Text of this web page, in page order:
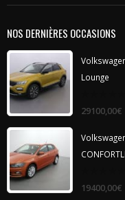
NOS DERNIÈRES OCCASIONS
Lounge
out
29100,00€
out
19400,00€